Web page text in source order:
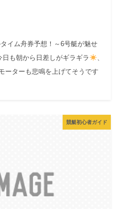
イム舟券予想！～6号艇が魅せ
も朝から日差しがギラギラ
、
ーターも悲鳴を上げてそうです
競艇初心者ガイド